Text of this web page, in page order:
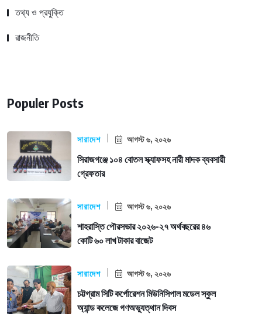
তথ্য ও প্রযুক্তি
রাজনীতি
Populer Posts
সারাদেশ আগস্ট ৬, ২০২৬
সিরাজগঞ্জে ১০৪ বোতল স্ক্যাফসহ নারী মাদক ব্যবসায়ী
গ্রেফতার
সারাদেশ আগস্ট ৬, ২০২৬
শাহরাস্তি পৌরসভার ২০২৬-২৭ অর্থবছরের ৪৬
কোটি ৬০ লাখ টাকার বাজেট
সারাদেশ আগস্ট ৬, ২০২৬
চট্টগ্রাম সিটি কর্পোরেশন মিউনিসিপাল মডেল স্কুল
অ্যান্ড কলেজে গণঅভ্যুত্থান দিবস